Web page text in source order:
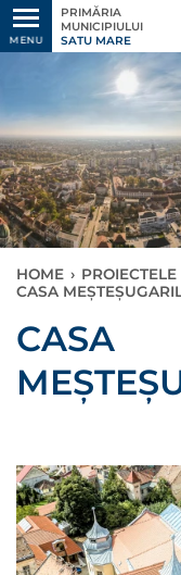
MENU
PRIMĂRIA
MUNICIPIULUI
SATU MARE
HOME ›
CASA
CASA